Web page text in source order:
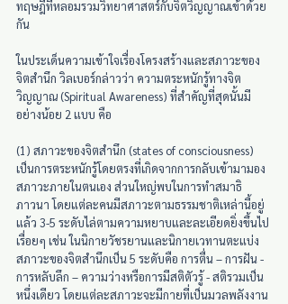
ทฤษฎีที่หลอมรวมวิทยาศาสตร์กับจิตวิญญาณเข้าด้วย
กัน
ในประเด็นความเข้าใจเรื่องโครงสร้างและสภาวะของ
จิตสำนึก วิลเบอร์กล่าวว่า ความตระหนักรู้ทางจิต
วิญญาณ (Spiritual Awareness) ที่สำคัญที่สุดนั้นมี
อย่างน้อย 2 แบบ คือ
(1) สภาวะของจิตสำนึก (states of consciousness)
เป็นการตระหนักรู้โดยตรงที่เกิดจากการกลับเข้ามามอง
สภาวะภายในตนเอง ส่วนใหญ่พบในการทำสมาธิ
ภาวนา โดยแต่ละคนมีสภาวะตามธรรมชาติเหล่านี้อยู่
แล้ว 3-5 ระดับไล่ตามความหยาบและละเอียดยิ่งขึ้นไป
เรื่อยๆ เช่น ในนิกายวัชรยานและนิกายเวทานตะแบ่ง
สภาวะของจิตสำนึกเป็น 5 ระดับคือ การตื่น – การฝัน -
การหลับลึก – ความว่างหรือการมีสติตัวรู้ - สติรวมเป็น
หนึ่งเดียว โดยแต่ละสภาวะจะมีกายที่เป็นมวลพลังงาน